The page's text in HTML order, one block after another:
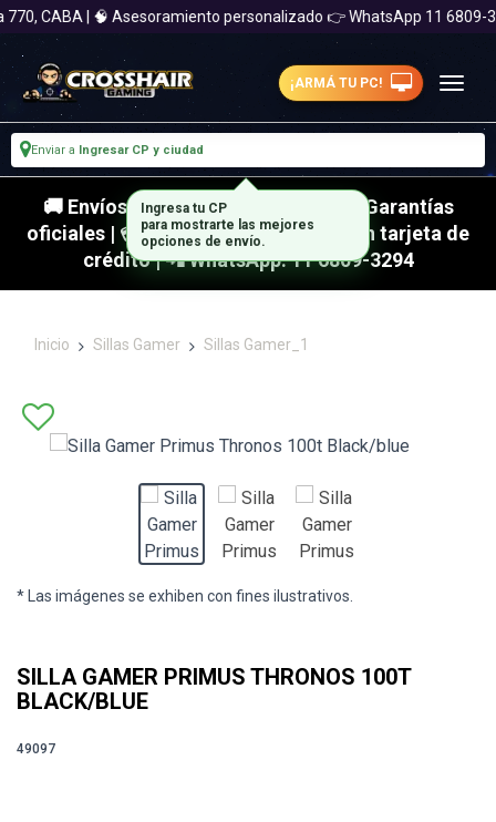
CABA | 🧠 Asesoramiento personalizado 👉 WhatsApp 11 6809-
¡ARMÁ TU PC!
Enviar a Ingresar CP y ciudad
🚚 Envíos rápidos a todo el país | 🛡 Garantías
oficiales | 💳 Hasta 18 cuotas fijas con tarjeta de
crédito | 📲 WhatsApp: 11 6809-3294
Inicio Sillas Gamer Sillas Gamer_1
* Las imágenes se exhiben con fines ilustrativos.
SILLA GAMER PRIMUS THRONOS 100T
BLACK/BLUE
49097